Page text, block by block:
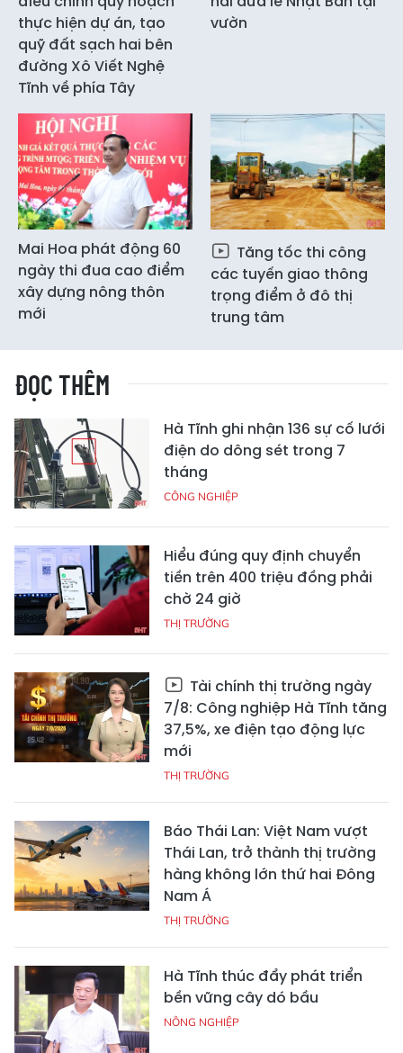
thực hiện dự án, tạo
quỹ đất sạch hai bên
đường Xô Viết Nghệ
Tĩnh về phía Tây
vườn
Mai Hoa phát động 60
ngày thi đua cao điểm
xây dựng nông thôn
mới
Tăng tốc thi công
các tuyến giao thông
trọng điểm ở đô thị
trung tâm
ĐỌC THÊM
Hà Tĩnh ghi nhận 136 sự cố lưới
điện do dông sét trong 7
tháng
CÔNG NGHIỆP
Hiểu đúng quy định chuyển
tiền trên 400 triệu đồng phải
chờ 24 giờ
THỊ TRƯỜNG
Tài chính thị trường ngày
7/8: Công nghiệp Hà Tĩnh tăng
37,5%, xe điện tạo động lực
mới
THỊ TRƯỜNG
Báo Thái Lan: Việt Nam vượt
Thái Lan, trở thành thị trường
hàng không lớn thứ hai Đông
Nam Á
THỊ TRƯỜNG
Hà Tĩnh thúc đẩy phát triển
bền vững cây dó bầu
NÔNG NGHIỆP